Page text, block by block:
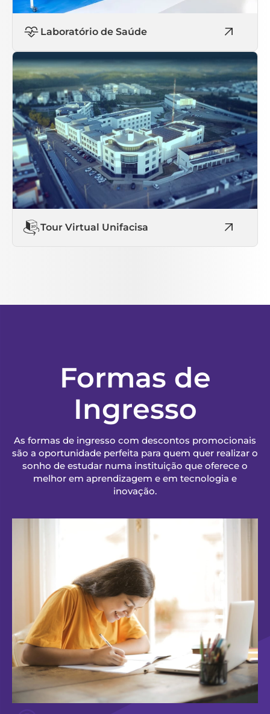
Laboratório de Saúde
Tour Virtual Unifacisa
Formas de
Ingresso
As formas de ingresso com descontos promocionais
são a oportunidade perfeita para quem quer realizar o
sonho de estudar numa instituição que oferece o
melhor em aprendizagem e em tecnologia e
inovação.